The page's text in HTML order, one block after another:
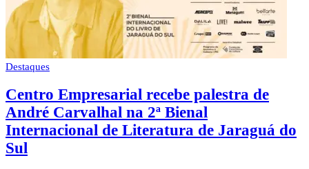
Destaques
Centro Empresarial recebe palestra de
André Carvalhal na 2ª Bienal
Internacional de Literatura de Jaraguá do
Sul